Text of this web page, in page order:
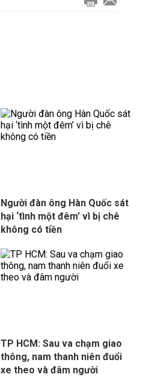
Người đàn ông Hàn Quốc sát
hại ‘tình một đêm’ vì bị chê
không có tiền
TP HCM: Sau va chạm giao
thông, nam thanh niên đuổi
xe theo và đâm người